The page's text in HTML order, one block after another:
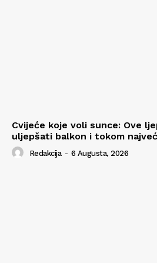
Cvijeće koje voli sunce: Ove
uljepšati balkon i tokom
Redakcija - 6 Augusta, 2026